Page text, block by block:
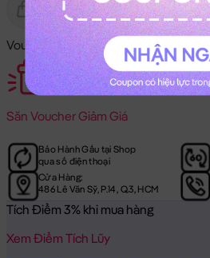
Gửi Tặng Hết Hàng
Voucher Mã Khuyến Mãi:
Săn Voucher Giảm Giá
Bảo Hành Gấu tại Shop
qua số điện thoại
Cửa Hàng:
486 Lê Văn Sỹ, P.14, Q.3, HCM
Tích Điểm 3% khi mua hàng
Xem Điểm Tích Lũy